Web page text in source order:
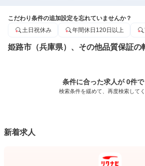
こだわり条件の追加設定を忘れていませんか？
土日祝休み
年間休日120日以上
姫路市（兵庫県）、その他品質保証の
条件に合った求人が 0件で
検索条件を緩めて、再度検索して
新着求人